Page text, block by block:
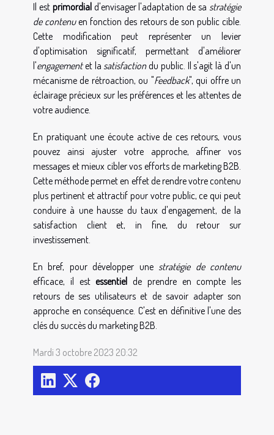
Il est primordiald'envisager l'adaptation de sa stratégie
de contenuen fonction des retours de son public cible.
Cette modification peut représenter un levier
d'optimisation significatif, permettant d'améliorer
l'engagementet la satisfactiondu public. Il s'agit là d'un
mécanisme de rétroaction, ou "Feedback", qui offre un
éclairage précieux sur les préférences et les attentes de
votre audience.
En pratiquant une écoute active de ces retours, vous
pouvez ainsi ajuster votre approche, affiner vos
messages et mieux cibler vos efforts de marketing B2B.
Cette méthode permet en effet de rendre votre contenu
plus pertinent et attractif pour votre public, ce qui peut
conduire à une hausse du taux d'engagement, de la
satisfaction client et, in fine, du retour sur
investissement.
En bref, pour développer une stratégie de contenu
efficace, il estessentiel de prendre en compte les
retours de ses utilisateurs et de savoir adapter son
approche en conséquence. C'est en définitive l'une des
clés du succès du marketing B2B.
Mardi 3 octobre 2023 20:32